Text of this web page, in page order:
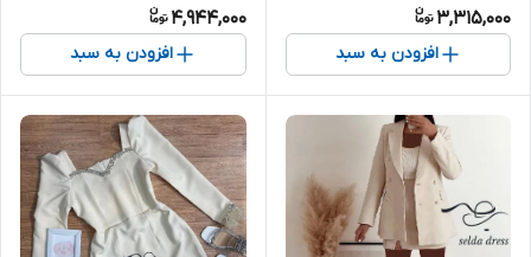
3,315,000
افزودن به سبد
4,944,000
افزودن به سبد